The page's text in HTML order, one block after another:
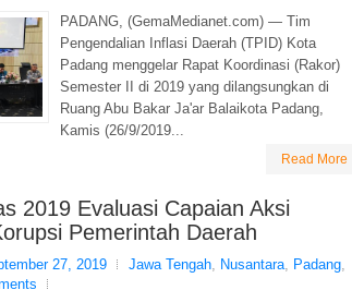
PADANG, (GemaMedianet.com) — Tim
Pengendalian Inflasi Daerah (TPID) Kota
Padang menggelar Rapat Koordinasi (Rakor)
Semester II di 2019 yang dilangsungkan di
Ruang Abu Bakar Ja'ar Balaikota Padang,
Kamis (26/9/2019...
Read More
2019 Evaluasi Capaian Aksi
Pemerintah Daerah
27, 2019 Jawa Tengah, Nusantara, Padang,